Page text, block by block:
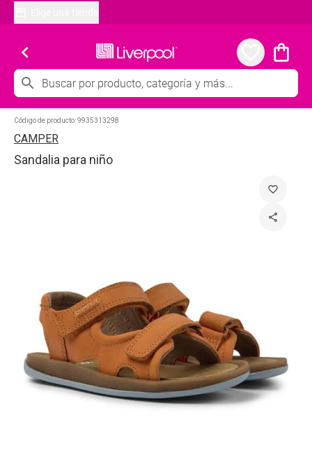
chevron_left shopping_bag
search
Código de producto:9935313298
CAMPER
Sandalia para niño
favorite_border